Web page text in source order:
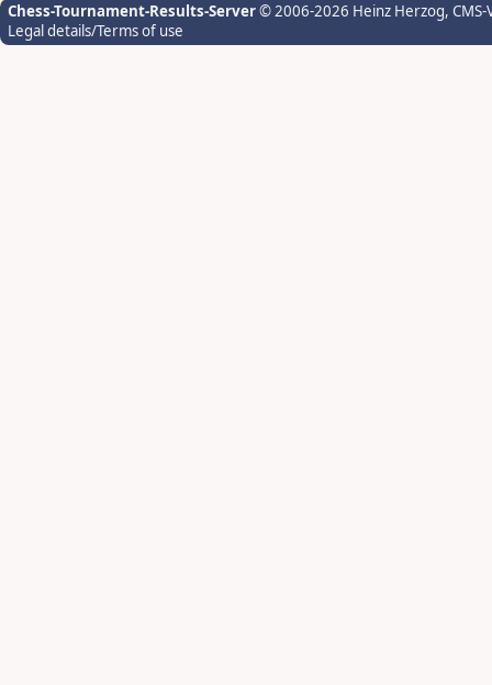
Chess-Tournament-Results-Server© 2006-2026 Heinz Herzog,
Legal details/Terms of use